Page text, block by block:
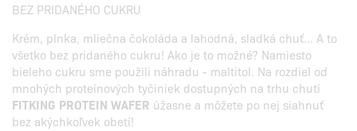
BEZ PRIDANÉHO CUKRU
Krém, plnka, mliečna čokoláda a lahodná, sladká chuť... A to
všetko bez pridaného cukru! Ako je to možné? Namiesto
bieleho cukru sme použili náhradu - maltitol. Na rozdiel od
mnohých proteínových tyčiniek dostupných na trhu chutí
FITKING PROTEIN WAFER úžasne a môžete po nej siahnuť
bez akýchkoľvek obetí!